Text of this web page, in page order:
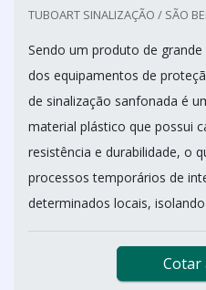
TUBOART SINALIZAÇÃO / SÃO
Sendo um produto de
dos equipamentos de
de sinalização sanfonada é
material plástico que possui
resistência e durabilidade, o
processos temporários de
determinados locais, isolando
Cotar